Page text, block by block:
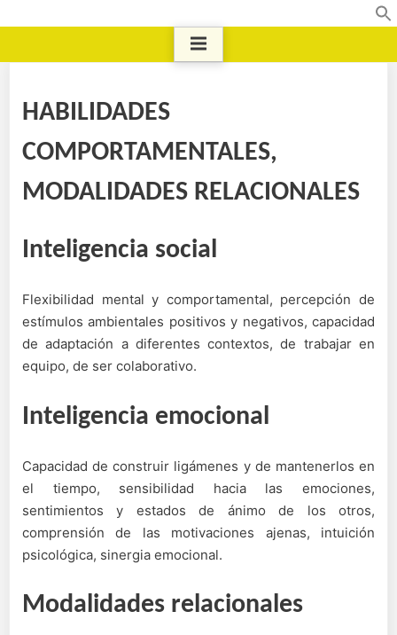
HABILIDADES
COMPORTAMENTALES,
MODALIDADES RELACIONALES
Inteligencia social
Flexibilidad mental y comportamental, percepción de
estímulos ambientales positivos y negativos, capacidad
de adaptación a diferentes contextos, de trabajar en
equipo, de ser colaborativo.
Inteligencia emocional
Capacidad de construir ligámenes y de mantenerlos en
el tiempo, sensibilidad hacia las emociones,
sentimientos y estados de ánimo de los otros,
comprensión de las motivaciones ajenas, intuición
psicológica, sinergia emocional.
Modalidades relacionales